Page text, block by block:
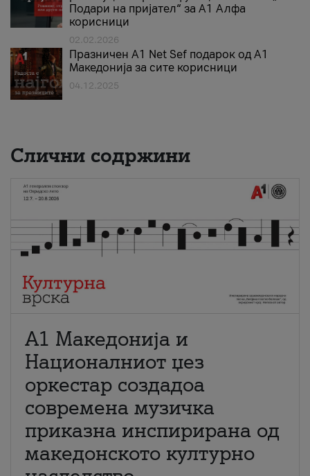
Подари на пријател“ за А1 Алфа
корисници
02.02.2026
Празничен A1 Net Sеf подарок од А1
Македонија за сите корисници
04.12.2025
Слични содржини
А1 Македонија и
Националниот џез
оркестар создадоа
современа музичка
приказна инспирирана од
македонското културно